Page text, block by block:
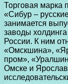
Торговая марка
«Сибур –
занимается
заводы
России. К ним
«Омскшина»,
пром»,
Омске и